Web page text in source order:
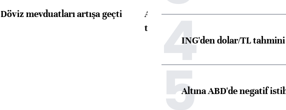
Döviz mevduatları artışa geçti
ABD'de konut başlangıçları
toparlandı
4ING'den dolar/TL tahmini
5Altına ABD'de negatif